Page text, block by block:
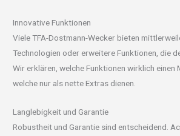
Innovative Funktionen
Viele TFA-Dostmann-Wecker bieten
Technologien oder erweitere Funktionen, die
Wir erklären, welche Funktionen wirklich einen
welche nur als nette Extras dienen.
Langlebigkeit und Garantie
Robustheit und Garantie sind entscheidend.